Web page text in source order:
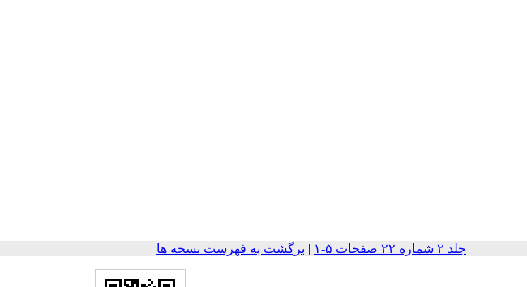
جلد ۲ شماره ۲۲ صفحات ۵-۱ | برگشت به فهرست نسخه ها